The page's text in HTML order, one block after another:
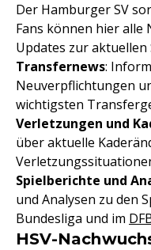
Der Hamburger SV
Fans können hier alle
Updates zur aktuellen
Transfernews:
Neuverpflichtungen
wichtigsten
Verletzungen und
über aktuelle
Spielberichte und
und Analysen zu den
Bundesliga und im
HSV-